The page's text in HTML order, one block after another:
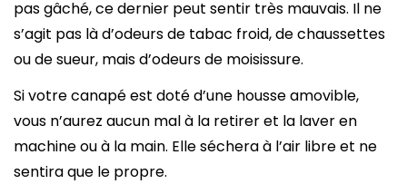
pas gâché, ce dernier peut sentir très mauvais. Il ne
s’agit pas là d’odeurs de tabac froid, de chaussettes
ou de sueur, mais d’odeurs de moisissure.
Si votre canapé est doté d’une housse amovible,
vous n’aurez aucun mal à la retirer et la laver en
machine ou à la main. Elle séchera à l’air libre et ne
sentira que le propre.